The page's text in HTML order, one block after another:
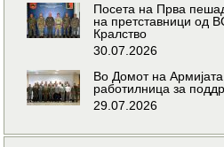
Посета на Прва
на претставници од
Кралство
30.07.2026
Во Домот на
работилница за
29.07.2026